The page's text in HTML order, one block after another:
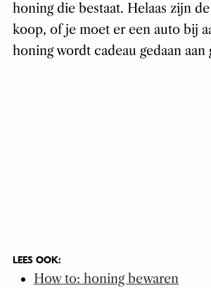
honing die bestaat. Helaas zijn
koop, of je moet er een auto bij
honing wordt cadeau gedaan aan
LEES OOK:
How to: honing bewaren